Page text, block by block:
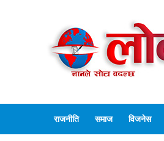
राजनीति समाज विजनेस